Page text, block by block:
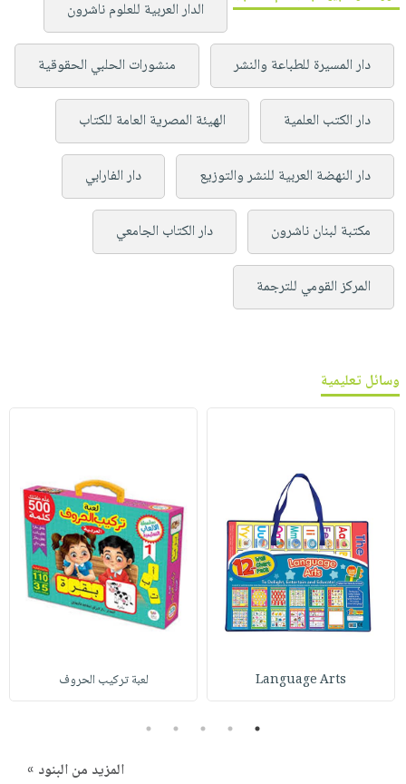
الدار العربية للعلوم ناشرون
دار المسيرة للطباعة والنشر منشورات الحلبي الحقوقية
دار الكتب العلمية الهيئة المصرية العامة للكتاب
دار النهضة العربية للنشر والتوزيع دار الفارابي
مكتبة لبنان ناشرون دار الكتاب الجامعي
المركز القومي للترجمة
وسائل تعليمية
Language Arts لعبة تركيب الحروف
1
2
3
4
5
المزيد من البنود »